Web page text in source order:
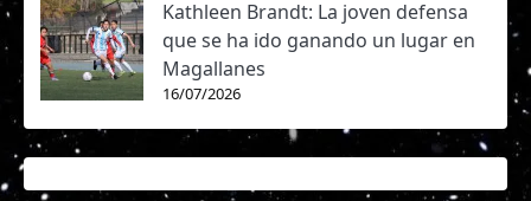
Kathleen Brandt: La joven defensa
que se ha ido ganando un lugar en
Magallanes
16/07/2026